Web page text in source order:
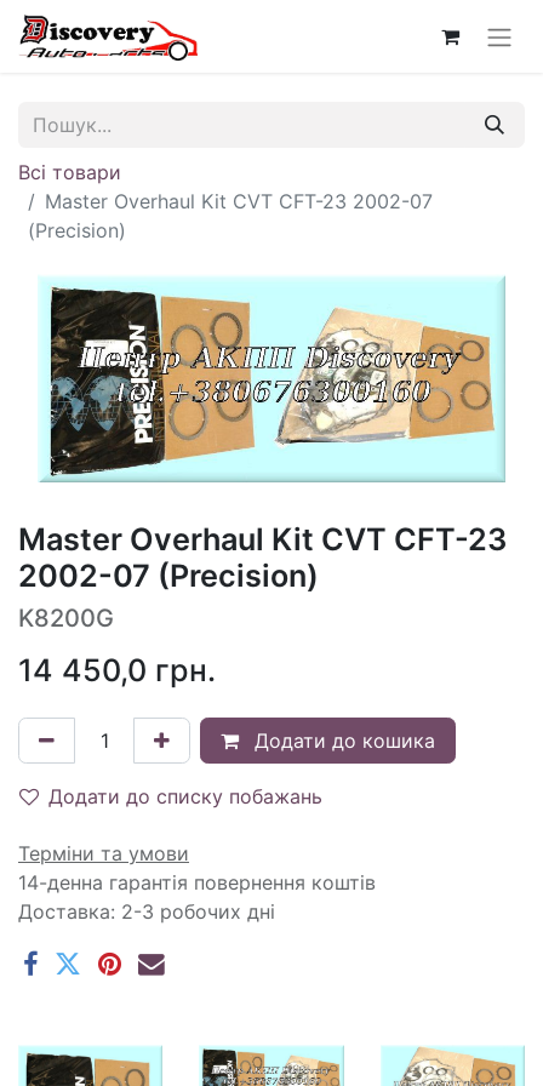
Всі товари
Master Overhaul Kit CVT CFT-23 2002-07
(Precision)
Master Overhaul Kit CVT CFT-23
2002-07 (Precision)
K8200G
14 450,0 грн.
Додати до кошика
Додати до списку побажань
Терміни та умови
14-денна гарантія повернення коштів
Доставка: 2-3 робочих дні